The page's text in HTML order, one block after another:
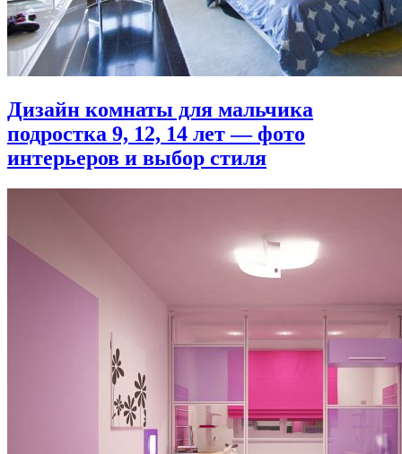
Дизайн комнаты для мальчика
подростка 9, 12, 14 лет — фото
интерьеров и выбор стиля